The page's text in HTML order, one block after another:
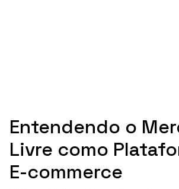
Entendendo o
Livre como
E-commerce